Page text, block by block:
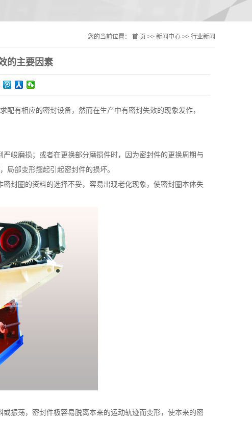
您的当前位置： 首 页 >> 新闻中心 >> 行业新闻
的主要因素
有相应的密封设备，然而在生产中有密封失效的现象发作，
峻磨损；或者在更换部分磨损件时，因为密封件的更换周期与
局部变形翘起引起密封件的损坏。
封圈的资料的选择不妥，容易出现老化现象，使密封圈本体失
振荡，密封件极容易脱离本来的运动轨迹而变形，使本来的密